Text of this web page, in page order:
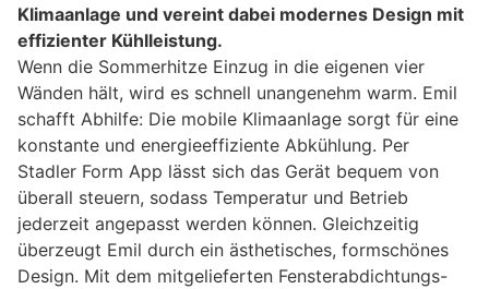
Klimaanlage und vereint dabei modernes Design mit
effizienter Kühlleistung.
Wenn die Sommerhitze Einzug in die eigenen vier
Wänden hält, wird es schnell unangenehm warm. Emil
schafft Abhilfe: Die mobile Klimaanlage sorgt für eine
konstante und energieeffiziente Abkühlung. Per
Stadler Form App lässt sich das Gerät bequem von
überall steuern, sodass Temperatur und Betrieb
jederzeit angepasst werden können. Gleichzeitig
überzeugt Emil durch ein ästhetisches, formschönes
Design. Mit dem mitgelieferten Fensterabdichtungs-